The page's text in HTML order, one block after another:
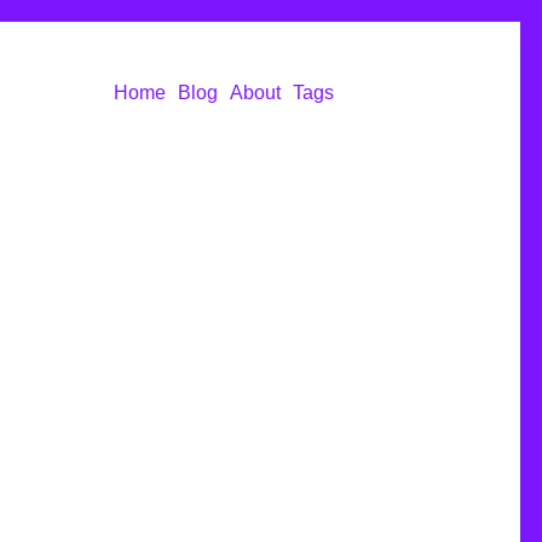
Home Blog About Tags